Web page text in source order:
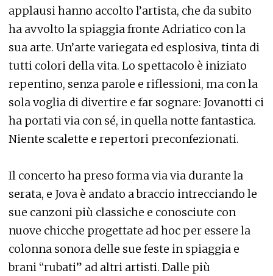
applausi hanno accolto l’artista, che da subito
ha avvolto la spiaggia fronte Adriatico con la
sua arte. Un’arte variegata ed esplosiva, tinta di
tutti colori della vita. Lo spettacolo è iniziato
repentino, senza parole e riflessioni, ma con la
sola voglia di divertire e far sognare: Jovanotti ci
ha portati via con sé, in quella notte fantastica.
Niente scalette e repertori preconfezionati.
Il concerto ha preso forma via via durante la
serata, e Jova è andato a braccio intrecciando le
sue canzoni più classiche e conosciute con
nuove chicche progettate ad hoc per essere la
colonna sonora delle sue feste in spiaggia e
brani “rubati” ad altri artisti. Dalle più